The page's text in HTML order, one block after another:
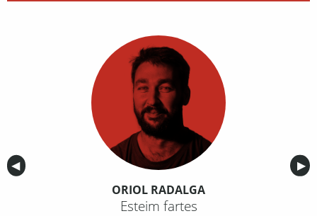
Anterior
◀︎ ▶︎
ORIOL RADALGA
Esteim fartes